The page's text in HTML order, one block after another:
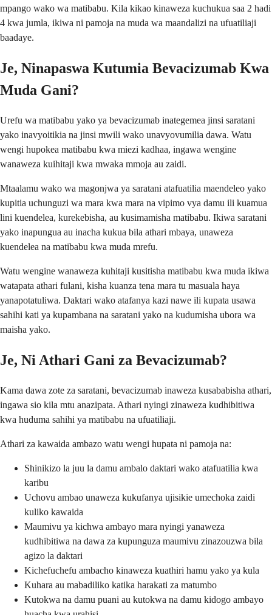
mpango wako wa matibabu. Kila kikao kinaweza kuchukua saa 2 hadi
4 kwa jumla, ikiwa ni pamoja na muda wa maandalizi na ufuatiliaji
baadaye.
Je, Ninapaswa Kutumia Bevacizumab Kwa
Muda Gani?
Urefu wa matibabu yako ya bevacizumab inategemea jinsi saratani
yako inavyoitikia na jinsi mwili wako unavyovumilia dawa. Watu
wengi hupokea matibabu kwa miezi kadhaa, ingawa wengine
wanaweza kuihitaji kwa mwaka mmoja au zaidi.
Mtaalamu wako wa magonjwa ya saratani atafuatilia maendeleo yako
kupitia uchunguzi wa mara kwa mara na vipimo vya damu ili kuamua
lini kuendelea, kurekebisha, au kusimamisha matibabu. Ikiwa saratani
yako inapungua au inacha kukua bila athari mbaya, unaweza
kuendelea na matibabu kwa muda mrefu.
Watu wengine wanaweza kuhitaji kusitisha matibabu kwa muda ikiwa
watapata athari fulani, kisha kuanza tena mara tu masuala haya
yanapotatuliwa. Daktari wako atafanya kazi nawe ili kupata usawa
sahihi kati ya kupambana na saratani yako na kudumisha ubora wa
maisha yako.
Je, Ni Athari Gani za Bevacizumab?
Kama dawa zote za saratani, bevacizumab inaweza kusababisha athari,
ingawa sio kila mtu anazipata. Athari nyingi zinaweza kudhibitiwa
kwa huduma sahihi ya matibabu na ufuatiliaji.
Athari za kawaida ambazo watu wengi hupata ni pamoja na:
Shinikizo la juu la damu ambalo daktari wako atafuatilia kwa
karibu
Uchovu ambao unaweza kukufanya ujisikie umechoka zaidi
kuliko kawaida
Maumivu ya kichwa ambayo mara nyingi yanaweza
kudhibitiwa na dawa za kupunguza maumivu zinazouzwa bila
agizo la daktari
Kichefuchefu ambacho kinaweza kuathiri hamu yako ya kula
Kuhara au mabadiliko katika harakati za matumbo
Kutokwa na damu puani au kutokwa na damu kidogo ambayo